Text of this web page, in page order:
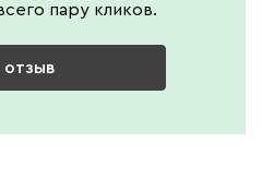
пару кликов.
отзыв